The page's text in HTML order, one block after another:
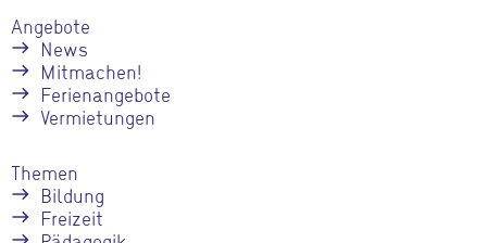
Angebote
News
Mitmachen!
Ferienangebote
Vermietungen
Themen
Bildung
Freizeit